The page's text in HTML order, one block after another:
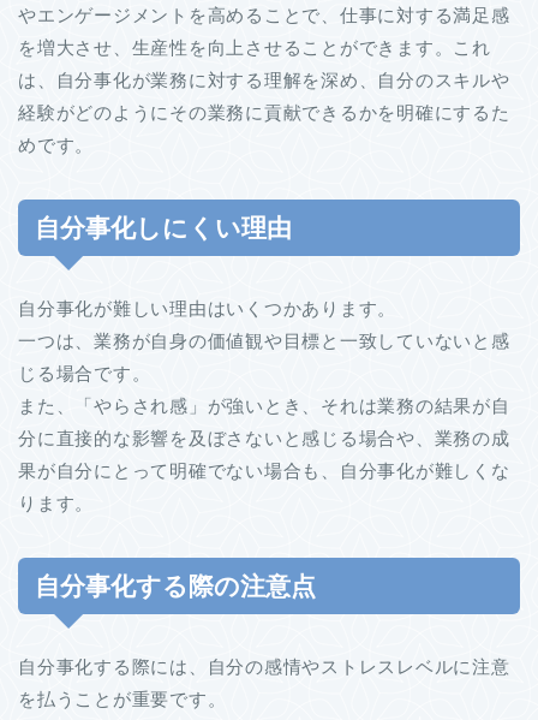
やエンゲージメントを高めることで、仕事に対する満足感
を増大させ、生産性を向上させることができます。これ
は、自分事化が業務に対する理解を深め、自分のスキルや
経験がどのようにその業務に貢献できるかを明確にするた
めです。
自分事化しにくい理由
自分事化が難しい理由はいくつかあります。
一つは、業務が自身の価値観や目標と一致していないと感
じる場合です。
また、「やらされ感」が強いとき、それは業務の結果が自
分に直接的な影響を及ぼさないと感じる場合や、業務の成
果が自分にとって明確でない場合も、自分事化が難しくな
ります。
自分事化する際の注意点
自分事化する際には、自分の感情やストレスレベルに注意
を払うことが重要です。